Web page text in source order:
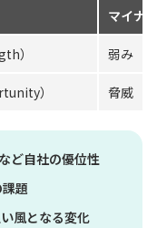
マイナ
） 弱み（
） 脅威（
ど自社の優位性
題
風となる変化